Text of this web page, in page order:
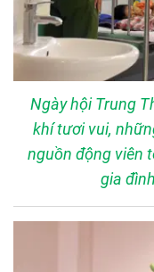
Ngày hội Trung
khí tươi vui,
nguồn động viên
gia